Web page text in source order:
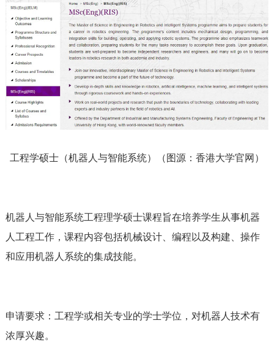
工程学硕士（机器人与智能系统）（图源：香港大学官网）
机器人与智能系统工程理学硕士课程旨在培养学生从事机器
人工程工作，课程内容包括机械设计、编程以及构建、操作
和应用机器人系统的集成技能。
申请要求：工程学或相关专业的学士学位，对机器人技术有
浓厚兴趣。